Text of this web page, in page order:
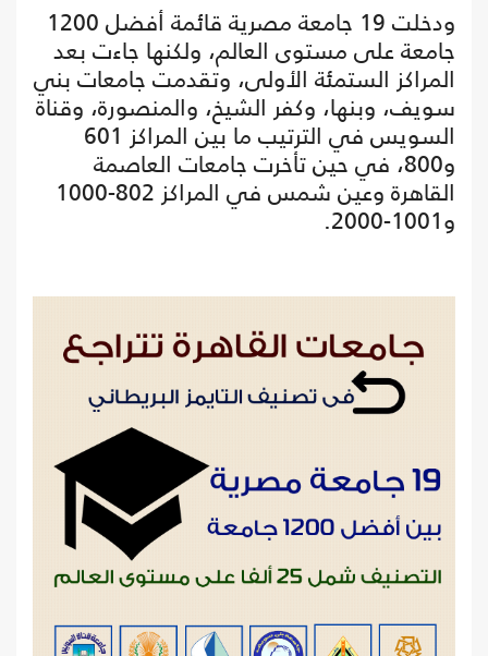
ودخلت 19 جامعة مصرية قائمة أفضل 1200
جامعة على مستوى العالم، ولكنها جاءت بعد
المراكز الستمئة الأولى، وتقدمت جامعات بني
سويف، وبنها، وكفر الشيخ، والمنصورة، وقناة
السويس في الترتيب ما بين المراكز 601
و800، في حين تأخرت جامعات العاصمة
القاهرة وعين شمس في المراكز 802-1000
و1001-2000.